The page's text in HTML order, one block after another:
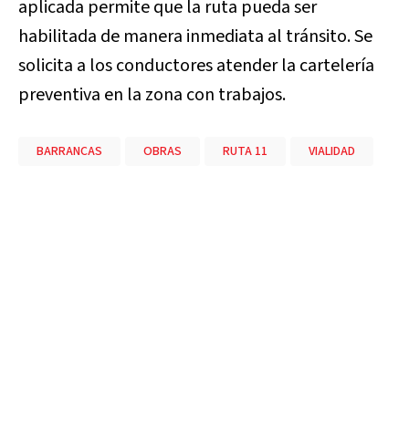
aplicada permite que la ruta pueda ser
habilitada de manera inmediata al tránsito. Se
solicita a los conductores atender la cartelería
preventiva en la zona con trabajos.
BARRANCAS OBRAS RUTA 11 VIALIDAD